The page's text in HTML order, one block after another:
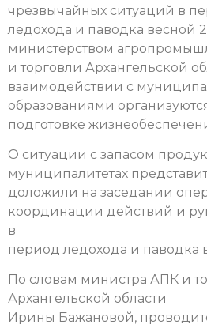
чрезвычайных ситуаций в
ледохода и паводка весной
министерством
и торговли Архангельской
взаимодействии с
образованиями
подготовке
О ситуации с запасом
муниципалитетах
доложили на заседании
координации действий и
в
период ледохода и паводка
По словам министра АПК и
Архангельской области
Ирины Бажановой,